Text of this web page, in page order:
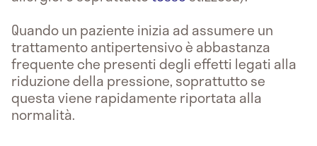
Quando un paziente inizia ad assumere un
trattamento antipertensivo è abbastanza
frequente che presenti degli effetti legati alla
riduzione della pressione, soprattutto se
questa viene rapidamente riportata alla
normalità.